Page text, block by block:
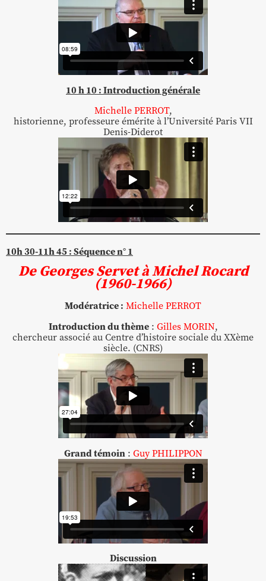
10 h 10 : Introduction générale
Michelle PERROT,
historienne, professeure émérite à l’Université Paris VII
Denis-Diderot
10h 30-11h 45 : Séquence n° 1
De Georges Servet à Michel Rocard
(1960-1966)
Modératrice : Michelle PERROT
Introduction du thème: Gilles MORIN,
chercheur associé au Centre d’histoire sociale du XXème
siècle. (CNRS)
Grand témoin: Guy PHILIPPON
Discussion